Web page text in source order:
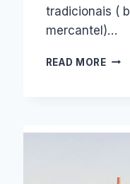
tradicionais (
mercantel)…
READ MORE7
EM